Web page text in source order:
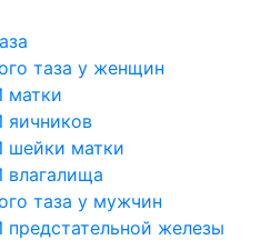
таза у женщин
матки
яичников
шейки матки
влагалища
таза у мужчин
предстательной железы